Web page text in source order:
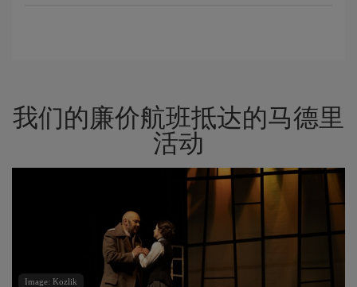
我们的廉价航班抵达的马德里
活动
Image: Kozlik